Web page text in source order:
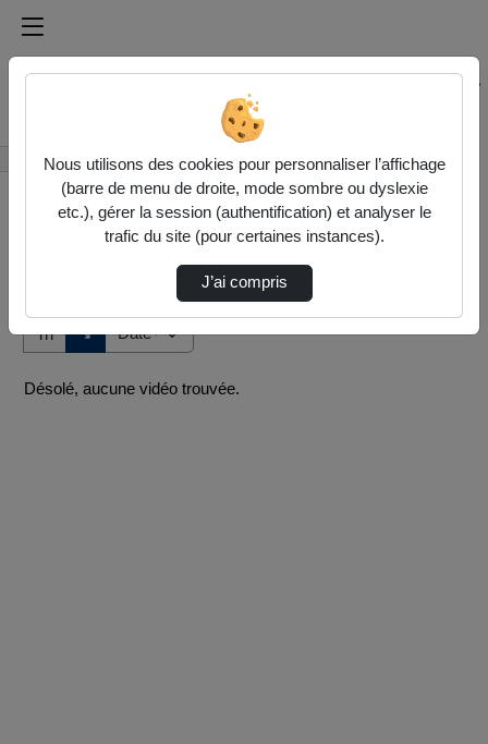
Médiathèque de l'université Paris
Rechercher un média sur Médiathèque de l'université
Accueil Vidéos
Tri ↘
Désolé, aucune vidéo trouvée.
Nous utilisons des cookies pour personnaliser l’affichage
(barre de menu de droite, mode sombre ou dyslexie
etc.), gérer la session (authentification) et analyser le
trafic du site (pour certaines instances).
J’ai compris